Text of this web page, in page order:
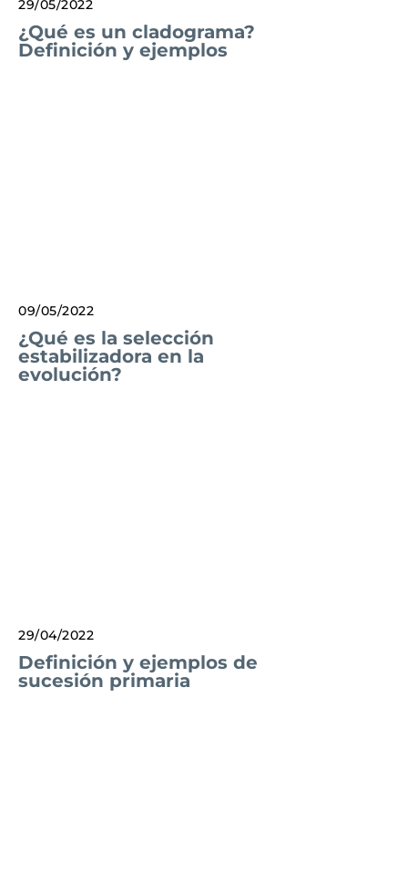
29/05/2022
¿Qué es un cladograma?
Definición y ejemplos
09/05/2022
¿Qué es la selección
estabilizadora en la
evolución?
29/04/2022
Definición y ejemplos de
sucesión primaria